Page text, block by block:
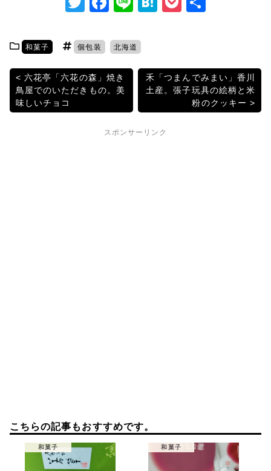
itt
er
c
e
b
o
o
k
e
a et
和菓子 個包装 北海道
投
稿
六花亭「六花の森」焼き
鳥屋でのいただきもの。美
味しいチョコ
禾「つまんでみまい」香川
土産。張子玩具の絵柄と米
粉のクッキー
スポンサーリンク
こちらの記事もおすすめです。
和菓子 和菓子